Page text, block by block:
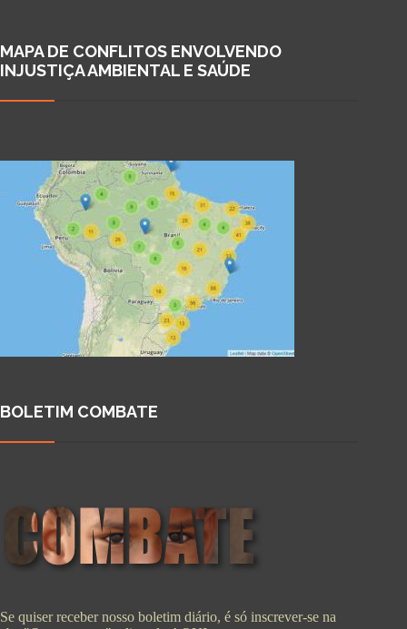
MAPA DE CONFLITOS ENVOLVENDO
INJUSTIÇA AMBIENTAL E SAÚDE
BOLETIM COMBATE
Se quiser receber nosso boletim diário, é só inscrever-se na